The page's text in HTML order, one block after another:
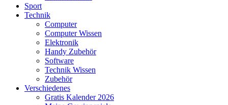
Sport
Technik
Computer
Computer Wissen
Elektronik
Handy Zubehör
Software
Technik Wissen
Zubehör
Verschiedenes
Gratis Kalender 2026